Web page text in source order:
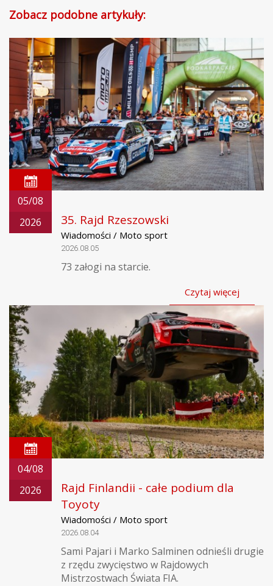
Zobacz podobne artykuły:
05/08
2026
35. Rajd Rzeszowski
Wiadomości / Moto sport
2026.08.05
73 załogi na starcie.
Czytaj więcej
04/08
2026
Rajd Finlandii - całe podium dla
Toyoty
Wiadomości / Moto sport
2026.08.04
Sami Pajari i Marko Salminen odnieśli drugie
z rzędu zwycięstwo w Rajdowych
Mistrzostwach Świata FIA.